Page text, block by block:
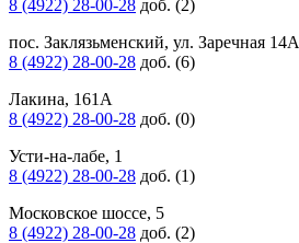
8 (4922) 28-00-28 доб. (2)
пос. Заклязьменский, ул. Заречная 14А
8 (4922) 28-00-28 доб. (6)
Лакина, 161А
8 (4922) 28-00-28 доб. (0)
Усти-на-лабе, 1
8 (4922) 28-00-28 доб. (1)
Московское шоссе, 5
8 (4922) 28-00-28 доб. (2)